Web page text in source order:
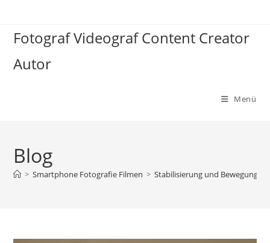
springen
Fotograf Videograf Content Creator
Autor
Menü
Blog
> Smartphone Fotografie Filmen > Stabilisierung und Bewegung: